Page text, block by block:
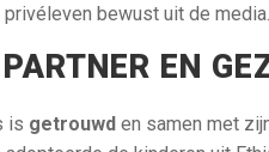
bewust uit de media.
EN
is getrouwd en samen met